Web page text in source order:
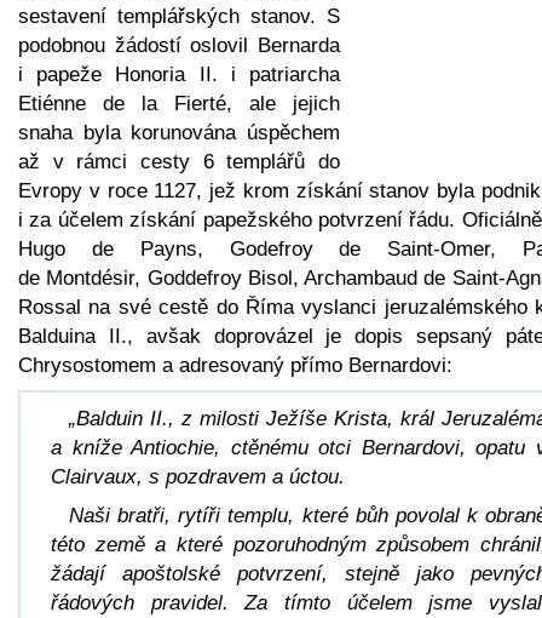
sestavení templářských stanov. S
podobnou žádostí oslovil Bernarda
i papeže Honoria II. i patriarcha
Etiénne de la Fierté, ale jejich
snaha byla korunována úspěchem
až v rámci cesty 6 templářů do
Evropy v roce 1127, jež krom získání stanov byla
i za účelem získání papežského potvrzení řádu.
Hugo de Payns, Godefroy de Saint-Omer,
de Montdésir, Goddefroy Bisol, Archambaud de Saint-
Rossal na své cestě do Říma vyslanci jeruzalémského
Balduina II., avšak doprovázel je dopis sepsaný
Chrysostomem a adresovaný přímo Bernardovi:
„Balduin II., z milosti Ježíše Krista, král
a kníže Antiochie, ctěnému otci Bernardovi, opatu
Clairvaux, s pozdravem a úctou.
Naši bratři, rytíři templu, které bůh povolal k
této země a které pozoruhodným způsobem
žádají apoštolské potvrzení, stejně jako
řádových pravidel. Za tímto účelem jsme